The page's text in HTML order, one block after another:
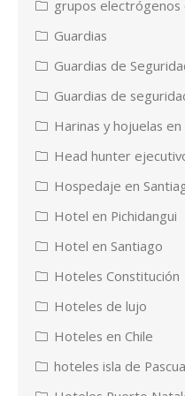
grupos electrógenos
Guardias
Guardias de
Guardias de
Harinas y hojuelas en
Head hunter
Hospedaje en
Hotel en Pichidangui
Hotel en Santiago
Hoteles Constitución
Hoteles de lujo
Hoteles en Chile
hoteles isla de Pascua